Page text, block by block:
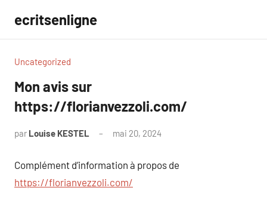
contenu
ecritsenligne
Uncategorized
Mon avis sur
https://florianvezzoli.com/
par Louise KESTEL mai 20, 2024
Complément d’information à propos de
https://florianvezzoli.com/